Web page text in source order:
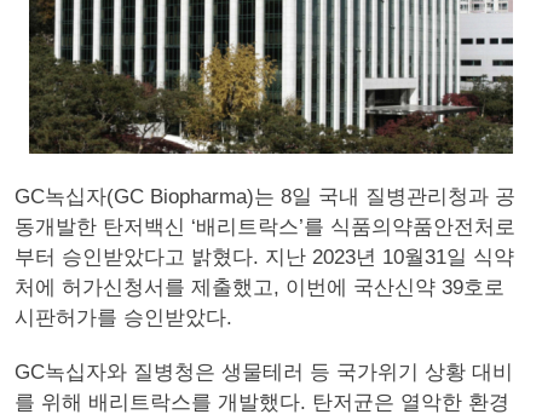
GC녹십자(GC Biopharma)는 8일 국내 질병관리청과 공
동개발한 탄저백신 ‘배리트락스’를 식품의약품안전처로
부터 승인받았다고 밝혔다. 지난 2023년 10월31일 식약
처에 허가신청서를 제출했고, 이번에 국산신약 39호로
시판허가를 승인받았다.
GC녹십자와 질병청은 생물테러 등 국가위기 상황 대비
를 위해 배리트락스를 개발했다. 탄저균은 열악한 환경